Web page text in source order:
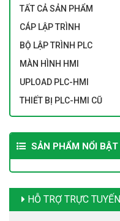
TẤT CẢ SẢN PHẨM
CÁP LẬP TRÌNH
BỘ LẬP TRÌNH PLC
MÀN HÌNH HMI
UPLOAD PLC-HMI
THIẾT BỊ PLC-HMI CŨ
SẢN PHẨM NỔI BẬT
HỖ TRỢ TRỰC TUYẾN